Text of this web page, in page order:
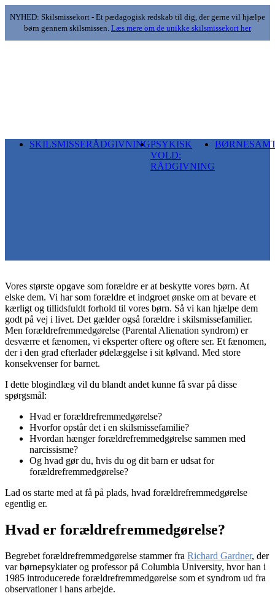
NYHED: Skilsmissekort - Et pædagogisk redskab til dig, der gerne vil hjælpe
børn gennem skilsmissen. Læs mere om de unikke skilsmissekort her
SKILSMISSERÅDGIVNINGPSYKISK
VOLD:
RÅDGIVNING
Vores største opgave som forældre er at beskytte vores børn. At
elske dem. Vi har som forældre et indgroet ønske om at bevare et
kærligt og tillidsfuldt forhold til vores børn. Så vi kan hjælpe dem
godt på vej i livet. Det gælder også forældre i skilsmissefamilier.
Men forældrefremmedgørelse (Parental Alienation syndrom) er
desværre et fænomen, vi eksperter oftere og oftere ser. Et fænomen,
der i den grad efterlader ødelæggelse i sit kølvand. Med store
konsekvenser for barnet.
I dette blogindlæg vil du blandt andet kunne få svar på disse
spørgsmål:
Hvad er forældrefremmedgørelse?
Hvorfor opstår det i en skilsmissefamilie?
Hvordan hænger forældrefremmedgørelse sammen med
narcissisme?
Og hvad gør du, hvis du og dit barn er udsat for
forældrefremmedgørelse?
Lad os starte med at få på plads, hvad forældrefremmedgørelse
egentlig er.
Hvad er forældrefremmedgørelse?
Begrebet forældrefremmedgørelse stammer fra Richard Gardner, der
var børnepsykiater og professor på Columbia University, hvor han i
1985 introducerede forældrefremmedgørelse som et syndrom ud fra
observationer i hans arbejde.